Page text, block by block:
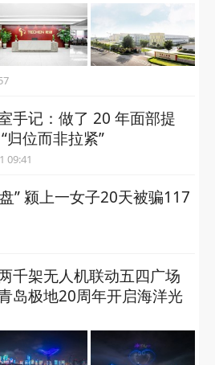
手记：做了 20 年面部提
归位而非拉紧”
07-31 09:41
” 颍上一女子20天被骗117
千架无人机联动五四广场
岛极地20周年开启海洋光